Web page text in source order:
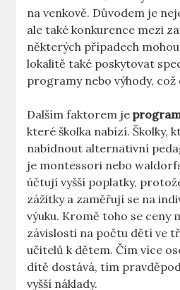
na venkově. Důvodem je
ale také konkurence mezi
některých případech
lokalitě také poskytovat
programy nebo výhody, což
Dalším faktorem je
které školka nabízí. Školky,
nabídnout alternativní
je montessori nebo
účtují vyšší poplatky,
zážitky a zaměřují se na
výuku. Kromě toho se ceny
závislosti na počtu dětí ve
učitelů k dětem. Čím více
dítě dostává, tím
vyšší náklady.